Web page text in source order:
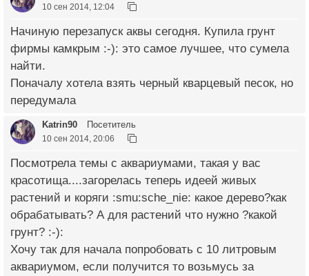
10 сен 2014, 12:04
Начиную перезапуск аквы сегодня. Купила грунт
фирмы камкрым :-): это самое лучшее, что сумела
найти.
Поначалу хотела взять черный кварцевый песок, но
передумала
Katrin90 Посетитель
10 сен 2014, 20:06
Посмотрела темы с аквариумами, такая у вас
красотища....загорелась теперь идеей живых
растений и коряги :smu:sche_nie: какое дерево?как
обрабатывать? А для растений что нужно ?какой
грунт? :-):
Хочу так для начала попробовать с 10 литровым
аквариумом, если получится то возьмусь за